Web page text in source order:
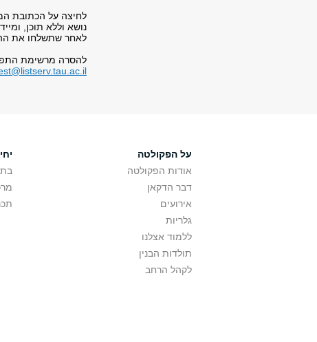
לחיצה על הכתובת
נושא וללא תוכן,
לאחר שתשלחו את
להסרה מרשימת
על הפקולטה
אודות הפקולטה
דבר הדקאן
אירועים
גלריות
ללמוד אצלנו
תולדות הבנין
לקהל הרחב